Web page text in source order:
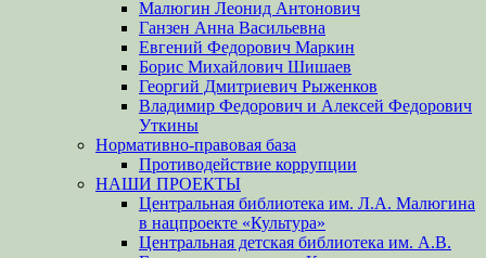
Малюгин Леонид Антонович
Ганзен Анна Васильевна
Евгений Федорович Маркин
Борис Михайлович Шишаев
Георгий Дмитриевич Рыженков
Владимир Федорович и Алексей Федорович
Уткины
Нормативно-правовая база
Противодействие коррупции
НАШИ ПРОЕКТЫ
Центральная библиотека им. Л.А. Малюгина
в нацпроекте «Культура»
Центральная детская библиотека им. А.В.